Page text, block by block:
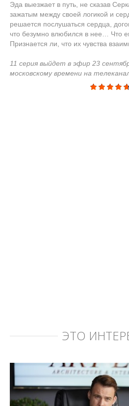
Эда выезжает в путь, не сказав
зажатым между своей логикой и
решается послушаться сердца,
что безумно влюбился в нее… Что
Признается ли, что их чувства
11 серия выйдет в эфир 23
московскому времени на
ЭТО